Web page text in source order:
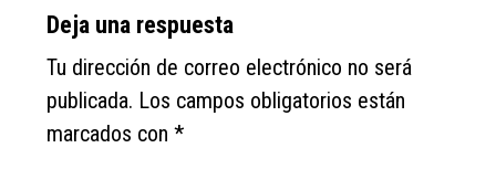
Reader
Interactions
Deja una respuesta
Tu dirección de correo electrónico no será
publicada. Los campos obligatorios están
marcados con*